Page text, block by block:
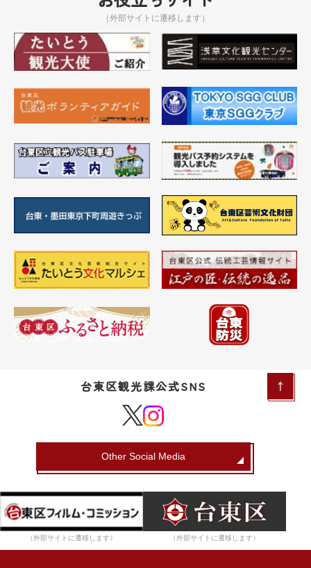
（外部サイトに遷移します）
台東区観光課公式SNS
Other Social Media
（外部サイトに遷移します） （外部サイトに遷移します）